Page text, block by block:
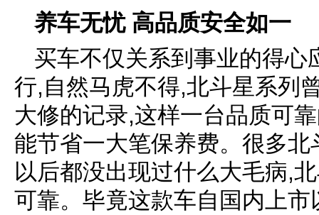
养车无忧 高品质安全如一
买车不仅关系到事业的得
行,自然马虎不得,北斗星系列
大修的记录,这样一台品质可
能节省一大笔保养费。很多
以后都没出现过什么大毛病,
可靠。毕竟这款车自国内上